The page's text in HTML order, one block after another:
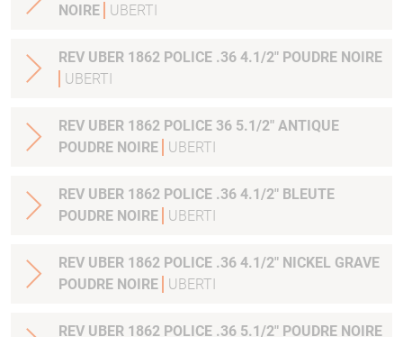
NOIRE
UBERTI
REV UBER 1862 POLICE .36 4.1/2" POUDRE NOIRE
UBERTI
REV UBER 1862 POLICE 36 5.1/2" ANTIQUE
POUDRE NOIRE
UBERTI
REV UBER 1862 POLICE .36 4.1/2" BLEUTE
POUDRE NOIRE
UBERTI
REV UBER 1862 POLICE .36 4.1/2" NICKEL GRAVE
POUDRE NOIRE
UBERTI
REV UBER 1862 POLICE .36 5.1/2" POUDRE NOIRE